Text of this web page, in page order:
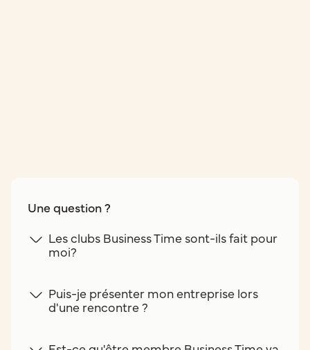
Une question ?
Les clubs Business Time sont-ils fait pour
moi?
Puis-je présenter mon entreprise lors
d'une rencontre ?